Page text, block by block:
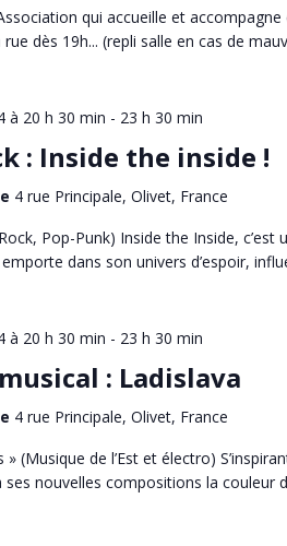
qui accueille et
dès 19h... (repli salle en cas de
à 20 h 30 min - 23 h 30 min
: Inside the inside !
4 rue Principale, Olivet, France
Pop-Punk) Inside the Inside, c’est
dans son univers d’espoir,
à 20 h 30 min - 23 h 30 min
: Ladislava
4 rue Principale, Olivet, France
» (Musique de l’Est et électro)
ses nouvelles compositions la couleur